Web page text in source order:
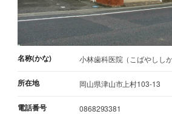
名称(かな) 小林歯科医院（こばやししか
所在地 岡山県津山市上村103-13
電話番号 0868293381